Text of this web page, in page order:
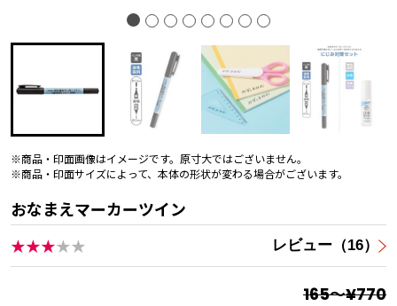
※商品・印面画像はイメージです。原寸大ではございません。
※商品・印面サイズによって、本体の形状が変わる場合がございます。
おなまえマーカーツイン
★★★★★ レビュー（16）
165～¥770